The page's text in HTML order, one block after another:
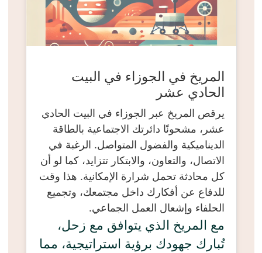
المريخ في الجوزاء في البيت
الحادي عشر
يرقص المريخ عبر الجوزاء في البيت الحادي
عشر، مشحونًا دائرتك الاجتماعية بالطاقة
الديناميكية والفضول المتواصل. الرغبة في
الاتصال، والتعاون، والابتكار تتزايد، كما لو أن
كل محادثة تحمل شرارة الإمكانية. هذا وقت
للدفاع عن أفكارك داخل مجتمعك، وتجميع
الحلفاء وإشعال العمل الجماعي.
مع المريخ الذي يتوافق مع زحل،
تُبارك جهودك برؤية استراتيجية، مما